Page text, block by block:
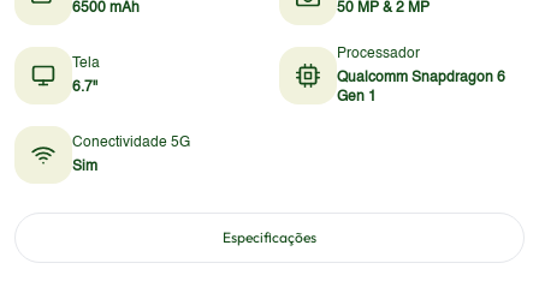
6500 mAh
50 MP & 2 MP
Tela
6.7"
Processador
Qualcomm Snapdragon 6
Gen 1
Conectividade 5G
Sim
Especificações